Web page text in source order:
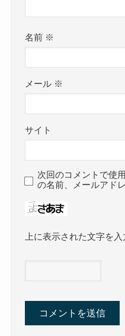
名前 ※
メール ※
サイト
次回のコメントで使
の名前、メールアド
上に表示された文字を入